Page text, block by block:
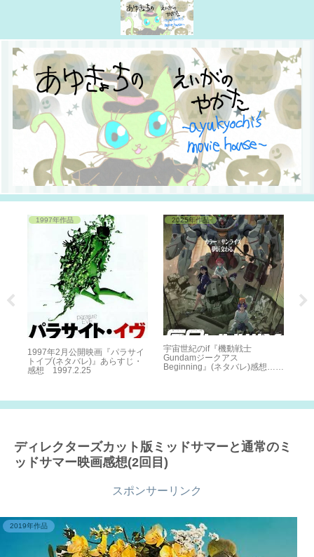
1997年作品
1997年2月公開映画『パラサイ
トイブ(ネタバレ)』あらすじ・
感想 1997.2.25
2025年作品
宇宙世紀のif『機動戦士
Gundamジークアス
Beginning』(ネタバレ)感想…君
ディレクターズカット版ミッドサマーと通常のミ
ッドサマー映画感想(2回目)
スポンサーリンク
2019年作品